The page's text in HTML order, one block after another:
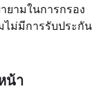
ยามในการกรอง
ไม่มีการรับประกัน
น้า